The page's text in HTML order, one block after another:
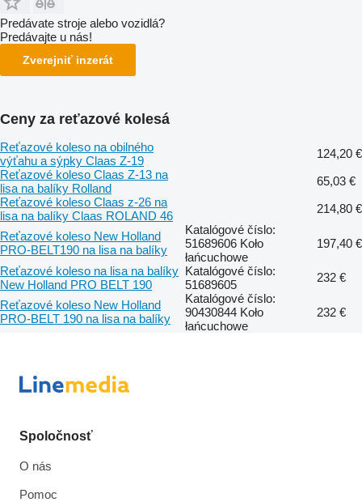
Predávate stroje alebo vozidlá?
Predávajte u nás!
Zverejniť inzerát
Ceny za reťazové kolesá
Reťazové koleso na obilného
výťahu a sýpky Claas Z-19
124,20 €
Reťazové koleso Claas Z-13 na
lisa na balíky Rolland
65,03 €
Reťazové koleso Claas z-26 na
lisa na balíky Claas ROLAND 46
214,80 €
Reťazové koleso New Holland
PRO-BELT190 na lisa na balíky
Katalógové číslo:
51689606 Koło
łańcuchowe
197,40 €
Reťazové koleso na lisa na balíky
New Holland PRO BELT 190
Katalógové číslo:
51689605
232 €
Reťazové koleso New Holland
PRO-BELT 190 na lisa na balíky
Katalógové číslo:
90430844 Koło
łańcuchowe
232 €
Spoločnosť
O nás
Pomoc